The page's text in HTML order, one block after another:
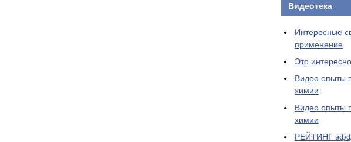
Видеотека
Интересные
применение
Это интересно
Видео опыты
химии
Видео опыты
химии
РЕЙТИНГ